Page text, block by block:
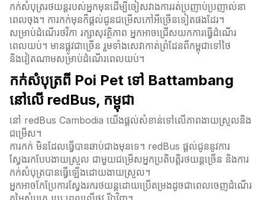
កក់សំបុត្ររថយន្តរបស់អ្នកមុនដើម្បីចៀសវាងការរត់ប្រញាប់ប្រញាល់នា
ពេលចុង។ ការកក់មុនក៏ផ្តល់ជូនជម្រើសកៅអីច្រើនទៀតផងដែរ។
សម្រាប់ដំណើរថវិកា រក្សាសុវត្ថិភាព អ្នកអាចជ្រើសយកការធ្វើដំណើរ
ពេលយប់។ មានផ្លូវជាច្រើន រួមទាំងសេវាកាត់ព្រំដែនពីកម្ពុជាទៅថៃ
និងវៀតណាមសម្រាប់ដំណើរពេលយប់។
កក់សំបុត្រពី Poi Pet ទៅ Battambang
នៅលើ redBus, កម្ពុជា
នៅ redBus Cambodia យើងផ្តល់សំខាន់ទៅលើភាពងាយស្រួលនិង
ជម្រើស។
ការកក់ មិនដែលធ្វើបានឆាប់ជាងមុនទេ។ redBus ផ្តល់ជូននូវការ
ស្វែងរកបែបងាយស្រួល ជាមួយជម្រើសអ្នកប្រតិបត្តិរថយន្តច្រើន និងការ
កក់សំបុត្របានធ្វើឡើងដោយងាយស្រួល។
អ្នកអាចកែប្រែការស្វែងរករថយន្តដោយប្រើតម្រងដូចជាពេលចេញដំណើរ